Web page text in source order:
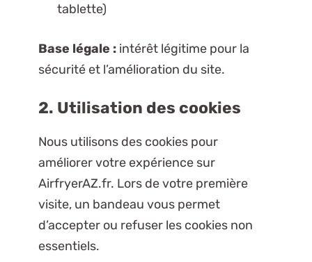
tablette)
Base légale :intérêt légitime pour la
sécurité et l’amélioration du site.
2. Utilisation des cookies
Nous utilisons des cookies pour
améliorer votre expérience sur
AirfryerAZ.fr. Lors de votre première
visite, un bandeau vous permet
d’accepter ou refuser les cookies non
essentiels.